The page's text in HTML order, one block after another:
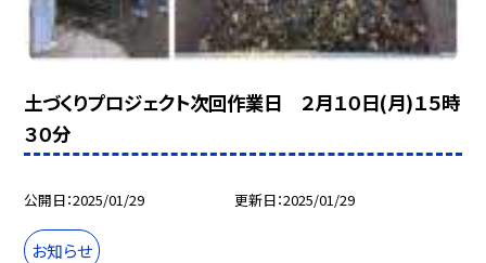
土づくりプロジェクト次回作業日 ２月１０日(月)１５時
３０分
公開日 2025/01/29 更新日 2025/01/29
お知らせ